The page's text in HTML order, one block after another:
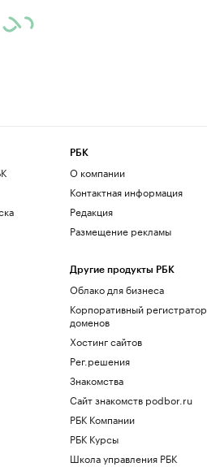
РБК
О компании
Контактная информация
Редакция
Размещение рекламы
Другие продукты РБК
Облако для бизнеса
Корпоративный регистратор
доменов
Хостинг сайтов
Рег.решения
Знакомства
Сайт знакомств podbor.ru
РБК Компании
РБК Курсы
Школа управления РБК